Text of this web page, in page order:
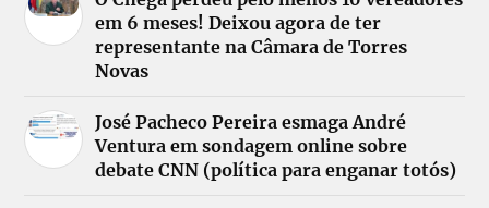
em 6 meses! Deixou agora de ter
representante na Câmara de Torres
Novas
José Pacheco Pereira esmaga André
Ventura em sondagem online sobre
debate CNN (política para enganar totós)